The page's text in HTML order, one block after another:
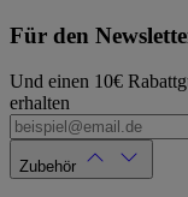
Für den
Und einen 10€
erhalten
Zubehör